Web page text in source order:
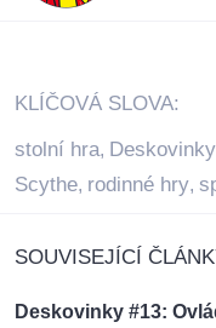
KLÍČOVÁ SLOVA:
stolní hra, Deskovinky
Scythe, rodinné hry,
SOUVISEJÍCÍ
Deskovinky #13: